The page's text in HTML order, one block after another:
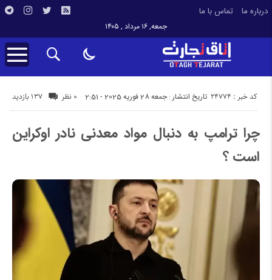
درباره ما تماس با ما
جمعه, ۱۶ مرداد , ۱۴۰۵
تاریخ انتشار : جمعه 28 فوریه 2025 - 2:51 137 بازدید کد خبر : 24774 0 نظر
چرا ترامپ به دنبال مواد معدنی نادر اوکراین
است ؟